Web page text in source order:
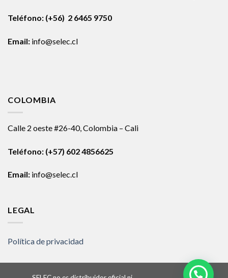
Teléfono: (+56) 2 6465 9750
Email: info@selec.cl
COLOMBIA
Calle 2 oeste #26-40, Colombia – Cali
Teléfono: (+57) 602 4856625
Email: info@selec.cl
LEGAL
Política de privacidad